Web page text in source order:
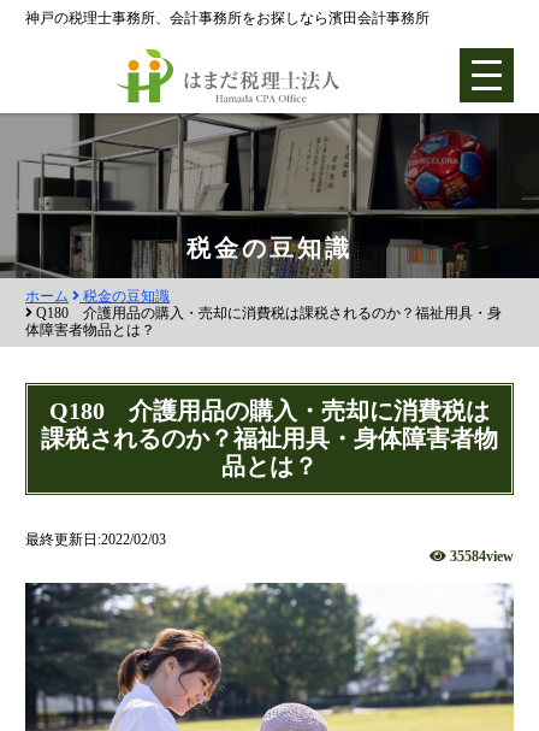
神戸の税理士事務所、会計事務所をお探しなら濱田会計事務所
ホーム
各種支援業務
会社設立0円プラン
株式会社設立
NPO法人設立
当事務所に依頼するメリット
経営革新計画取得支援
経営革新計画の内容
税金の豆知識
ホーム
税金の豆知識
Q180 介護用品の購入・売却に消費税は課税されるのか？福祉用具・身
体障害者物品とは？
Q180 介護用品の購入・売却に消費税は
課税されるのか？福祉用具・身体障害者物
品とは？
最終更新日:2022/02/03
35584view